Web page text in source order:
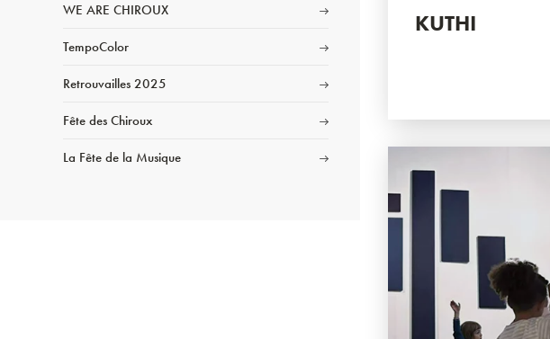
WE ARE CHIROUX
TempoColor
Retrouvailles 2025
Fête des Chiroux
La Fête de la Musique
KUTHI